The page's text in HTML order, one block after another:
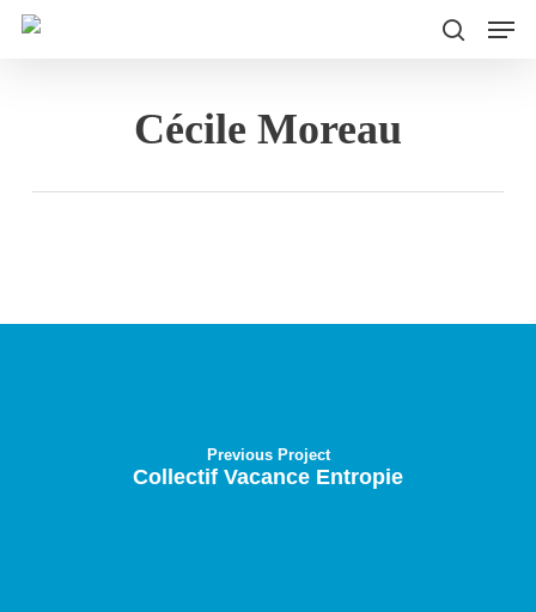
Skip
Cécile Moreau
Previous Project
Collectif Vacance Entropie